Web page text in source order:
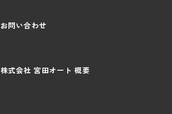
お問い合わせ
株式会社 宮田オート 概要